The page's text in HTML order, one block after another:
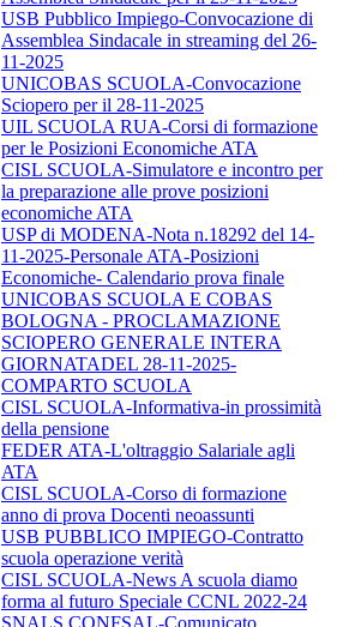
USB Pubblico Impiego-Convocazione di
Assemblea Sindacale in streaming del 26-
11-2025
UNICOBAS SCUOLA-Convocazione
Sciopero per il 28-11-2025
UIL SCUOLA RUA-Corsi di formazione
per le Posizioni Economiche ATA
CISL SCUOLA-Simulatore e incontro per
la preparazione alle prove posizioni
economiche ATA
USP di MODENA-Nota n.18292 del 14-
11-2025-Personale ATA-Posizioni
Economiche- Calendario prova finale
UNICOBAS SCUOLA E COBAS
BOLOGNA - PROCLAMAZIONE
SCIOPERO GENERALE INTERA
GIORNATADEL 28-11-2025-
COMPARTO SCUOLA
CISL SCUOLA-Informativa-in prossimità
della pensione
FEDER ATA-L'oltraggio Salariale agli
ATA
CISL SCUOLA-Corso di formazione
anno di prova Docenti neoassunti
USB PUBBLICO IMPIEGO-Contratto
scuola operazione verità
CISL SCUOLA-News A scuola diamo
forma al futuro Speciale CCNL 2022-24